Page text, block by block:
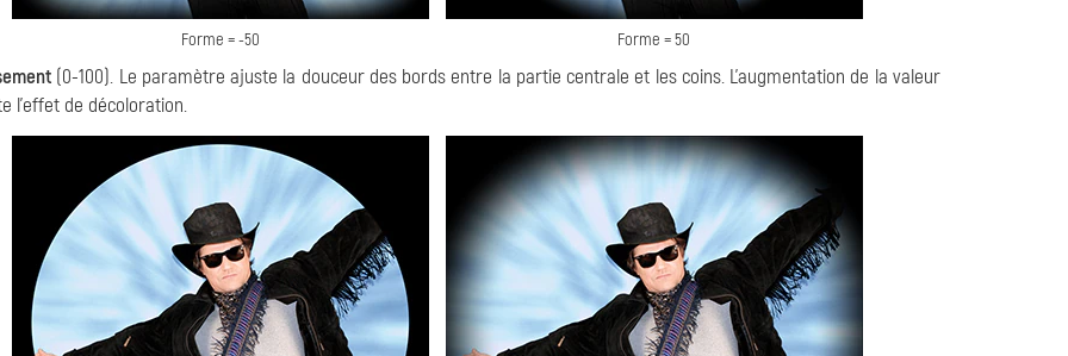
Forme = -50 Forme = 50
(0-100). Le paramètre ajuste la douceur des bords entre la partie centrale et les coins. L'augmentation de la valeur
l'effet de décoloration.